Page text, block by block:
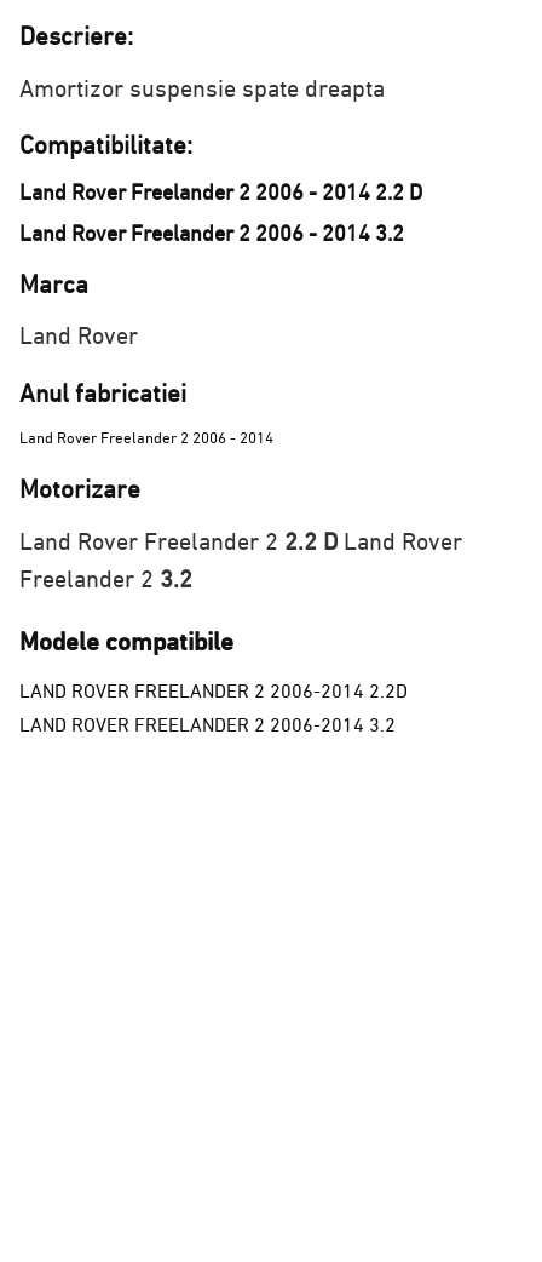
Descriere:
Amortizor suspensie spate dreapta
Compatibilitate:
Land Rover Freelander 2 2006 - 2014 2.2 D
Land Rover Freelander 2 2006 - 2014 3.2
Marca
Land Rover
Anul fabricatiei
Land Rover Freelander 2 2006 - 2014
Motorizare
Land Rover Freelander 2 2.2 D Land Rover
Freelander 2 3.2
Modele compatibile
LAND ROVER FREELANDER 2 2006-2014 2.2D
LAND ROVER FREELANDER 2 2006-2014 3.2